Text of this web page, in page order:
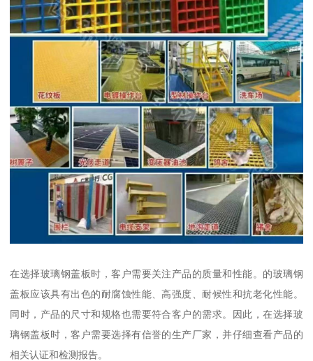
在选择玻璃钢盖板时，客户需要关注产品的质量和性能。的玻璃钢
盖板应该具有出色的耐腐蚀性能、高强度、耐候性和抗老化性能。
同时，产品的尺寸和规格也需要符合客户的需求。因此，在选择玻
璃钢盖板时，客户需要选择有信誉的生产厂家，并仔细查看产品的
相关认证和检测报告。